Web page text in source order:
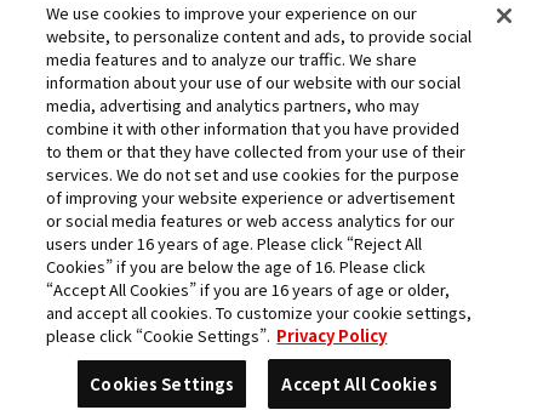
このwebサイトに記載されているすべての画像・テキスト・データの無
断転用、転載をお断りします。
開発中につき、本サイトで使用している画像と実際の商品とは異なる場
合があります。
※AppleとAppleのロゴは、米国およびその他の国で登録されたApple
Inc.の商標です。
※Google Play および Google Play ロゴは、Google LLC の商標です。
キャリア採用
We use cookies to improve your experience on our
website, to personalize content and ads, to provide social
media features and to analyze our traffic. We share
information about your use of our website with our social
media, advertising and analytics partners, who may
combine it with other information that you have provided
to them or that they have collected from your use of their
services. We do not set and use cookies for the purpose
of improving your website experience or advertisement
or social media features or web access analytics for our
users under 16 years of age. Please click “Reject All
Cookies” if you are below the age of 16. Please click
“Accept All Cookies” if you are 16 years of age or older,
and accept all cookies. To customize your cookie settings,
please click “Cookie Settings”. Privacy Policy
Cookies Settings Accept All Cookies